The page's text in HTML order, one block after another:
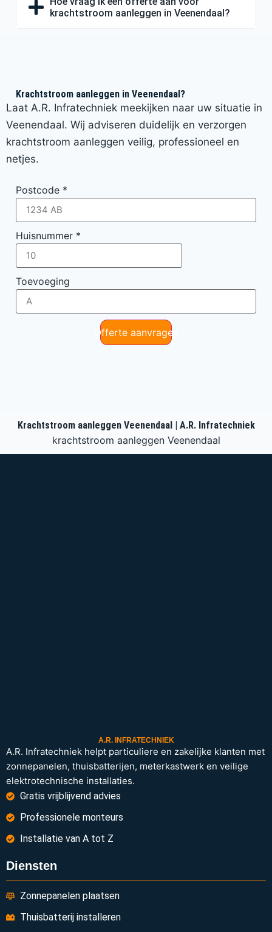
krachtstroom aanleggen in Veenendaal?
Krachtstroom aanleggen in Veenendaal?
Laat A.R. Infratechniek meekijken naar uw situatie in
Veenendaal. Wij adviseren duidelijk en verzorgen
krachtstroom aanleggen veilig, professioneel en
netjes.
Postcode *
Huisnummer *
Toevoeging
Offerte aanvragen
Krachtstroom aanleggen Veenendaal | A.R. Infratechniek
krachtstroom aanleggen Veenendaal
A.R. INFRATECHNIEK
A.R. Infratechniek helpt particuliere en zakelijke klanten met
zonnepanelen, thuisbatterijen, meterkastwerk en veilige
elektrotechnische installaties.
Gratis vrijblijvend advies
Professionele monteurs
Installatie van A tot Z
Diensten
Zonnepanelen plaatsen
Thuisbatterij installeren